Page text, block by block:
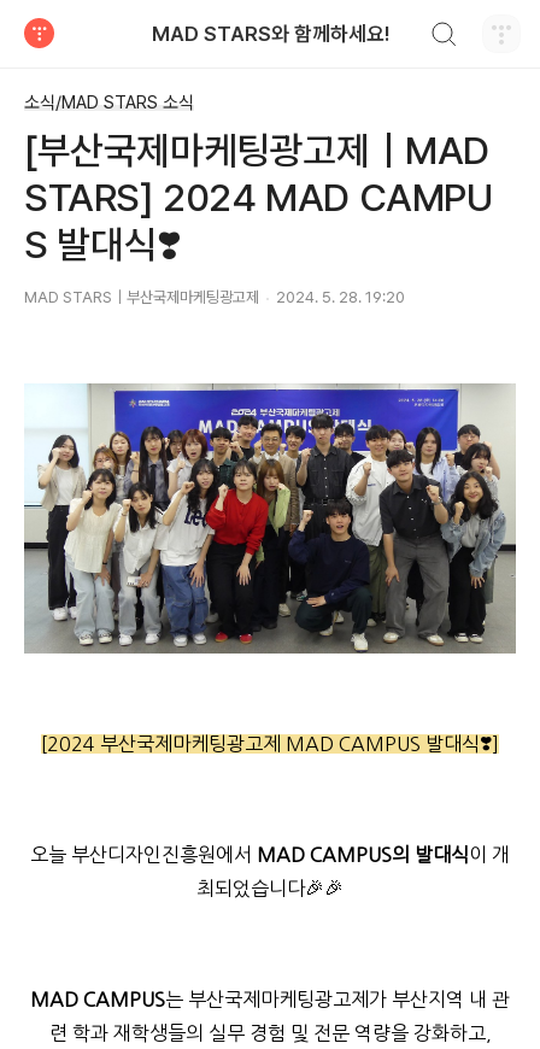
MAD STARS와 함께하세요!
소식/MAD STARS 소식
[부산국제마케팅광고제｜MAD
STARS] 2024 MAD CAMPU
S 발대식❣️
MAD STARS｜부산국제마케팅광고제 2024. 5. 28. 19:20
[2024 부산국제마케팅광고제 MAD CAMPUS 발대식❣️]
오늘 부산디자인진흥원에서 MAD CAMPUS의 발대식이 개
최되었습니다🎉🎉
MAD CAMPUS는 부산국제마케팅광고제가 부산지역 내 관
련 학과 재학생들의 실무 경험 및 전문 역량을 강화하고,